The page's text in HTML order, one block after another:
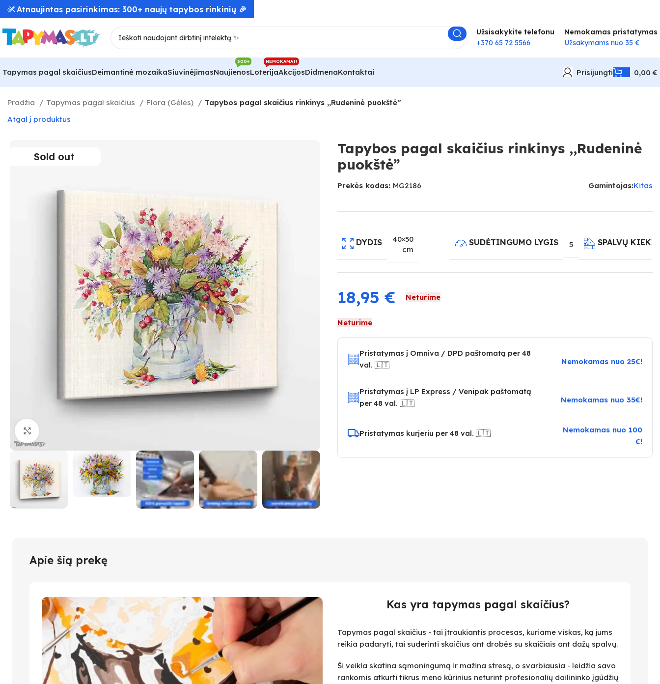
Užsisakykite telefonu
+370 65 72 5566
Nemokamas pristatymas
Užsakymams nuo 35 €
Tapymas pagal skaičiusDeimantinė mozaikaSiuvinėjimasNaujienos
300+
Loterija
NEMOKAMAI!
AkcijosDidmenaKontaktai Prisijungti 0,00€
Pradžia Tapymas pagal skaičius Flora (Gėlės)
Tapybos pagal skaičius rinkinys ,,Rudeninė puokštė”
Atgal į produktus
Sold out
Tapybos pagal skaičius rinkinys ,,Rudeninė
puokštė”
Prekės kodas: MG2186 Gamintojas:Kitas
DYDIS
40×50
cm
SUDĖTINGUMO LYGIS 5 SPALVŲ KIEKIS
18,95 € Neturime
Neturime
Pristatymas į Omniva / DPD paštomatą per 48
val. 🇱🇹
Nemokamas nuo 25€!
Pristatymas į LP Express / Venipak paštomatą
per 48 val. 🇱🇹
Nemokamas nuo 35€!
Pristatymas kurjeriu per 48 val. 🇱🇹
Nemokamas nuo 100
€!
Apie šią prekę
Kas yra tapymas pagal skaičius?
Tapymas pagal skaičius - tai įtraukiantis procesas, kuriame viskas, ką jums
reikia padaryti, tai suderinti skaičius ant drobės su skaičiais ant dažų spalvų.
Ši veikla skatina sąmoningumą ir mažina stresą, o svarbiausia - leidžia savo
rankomis atkurti tikrus meno kūrinius neturint profesionalių dailininko įgūdžių
📦 Greitas užsakymų pristatymas – iki 48 val! 🚚